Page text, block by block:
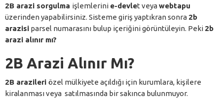
2B arazi sorgulma işlemlerini e-devlet veyawebtapu
üzerinden yapabilirsiniz. Sisteme giriş yaptıkran sonra 2b
arazisi parsel numarasını bulup içeriğini görüntüleyin. Peki 2b
arazi alınır mı?
2B Arazi Alınır Mı?
2B arazileri özel mülkiyete açıldığı için kurumlara, kişilere
kiralanması veya satılmasında bir sakınca bulunmuyor.